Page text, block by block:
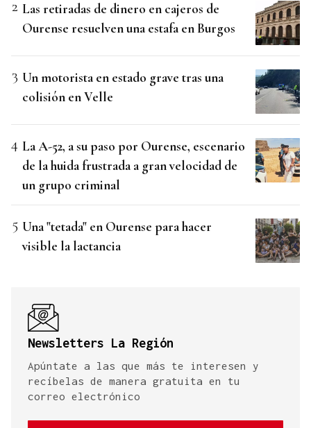
Las retiradas de dinero en cajeros de
Ourense resuelven una estafa en Burgos
Un motorista en estado grave tras una
colisión en Velle
La A-52, a su paso por Ourense, escenario
de la huida frustrada a gran velocidad de
un grupo criminal
Una "tetada" en Ourense para hacer
visible la lactancia
Newsletters La Región
Apúntate a las que más te interesen y
recíbelas de manera gratuita en tu
correo electrónico